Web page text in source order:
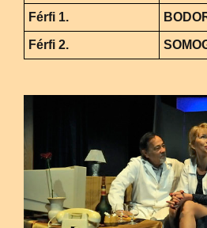
Férfi 1.
Férfi 2.